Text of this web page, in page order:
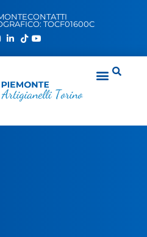
CONTATTI
TOCF01600C